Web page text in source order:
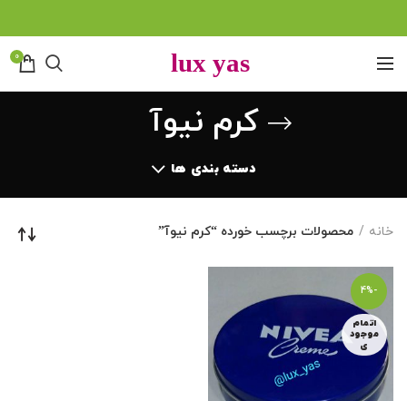
0
کرم نیوآ
دسته بندی ها
خانه محصولات برچسب خورده “کرم نیوآ”
-4%
اتمام
موجود
ی